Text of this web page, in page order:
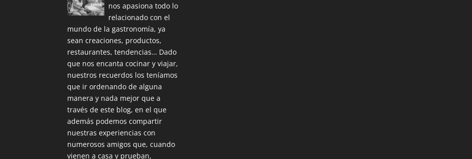
nos apasiona todo lo
relacionado con el
mundo de la gastronomía, ya
sean creaciones, productos,
restaurantes, tendencias… Dado
que nos encanta cocinar y viajar,
nuestros recuerdos los teníamos
que ir ordenando de alguna
manera y nada mejor que a
través de este blog, en el que
además podemos compartir
nuestras experiencias con
numerosos amigos que, cuando
vienen a casa y prueban,